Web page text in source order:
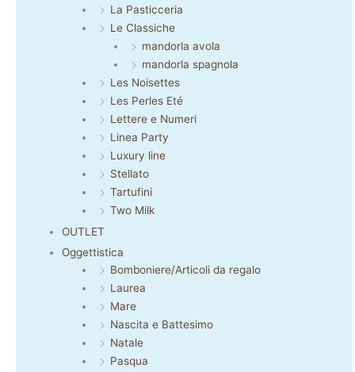
La Pasticceria
Le Classiche
mandorla avola
mandorla spagnola
Les Noisettes
Les Perles Eté
Lettere e Numeri
Linea Party
Luxury line
Stellato
Tartufini
Two Milk
OUTLET
Oggettistica
Bomboniere/Articoli da regalo
Laurea
Mare
Nascita e Battesimo
Natale
Pasqua